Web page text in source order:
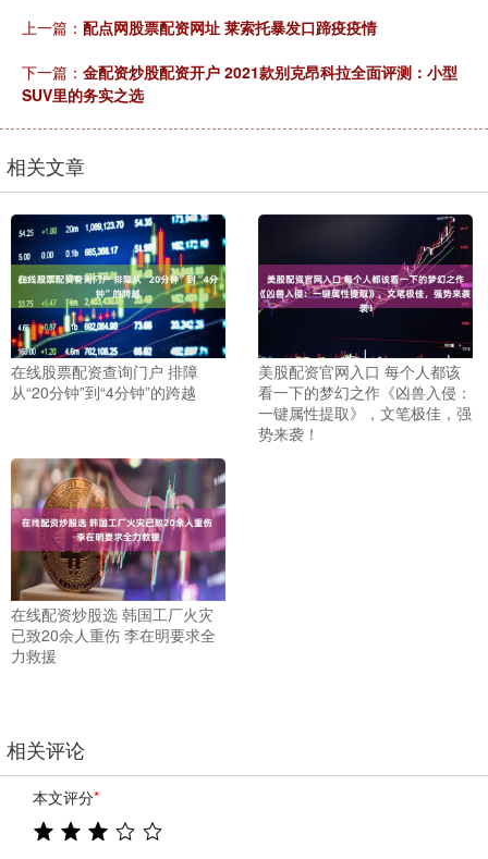
上一篇： 配点网股票配资网址 莱索托暴发口蹄疫疫情
下一篇： 金配资炒股配资开户 2021款别克昂科拉全面评测：小型
SUV里的务实之选
相关文章
在线股票配资查询门户 排障
从“20分钟”到“4分钟”的跨越
美股配资官网入口 每个人都该
看一下的梦幻之作《凶兽入侵：
一键属性提取》，文笔极佳，强
势来袭！
在线配资炒股选 韩国工厂火灾
已致20余人重伤 李在明要求全
力救援
相关评论
本文评分*